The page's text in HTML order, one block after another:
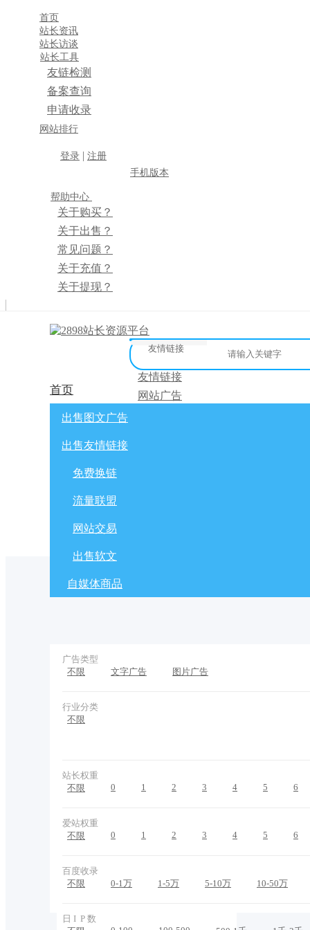
首页
站长资讯
站长访谈
站长工具
友链检测
备案查询
申请收录
网站排行
登录 | 注册
帮助中心
关于购买？
关于出售？
常见问题？
关于充值？
关于提现？
手机版本
友情链接
友情链接
网站广告
首页
网站广告
自媒体广告
免费换链
流量联盟
积分商城
出售/交换
出售图文广告
出售友情链接
免费换链
流量联盟
网站交易
出售软文
自媒体商品
×
标为已读
广告类型
不限
文字广告 图片广告
行业分类
不限
站长权重
不限
0 1 2 3 4 5 6
爱站权重
不限
0 1 2 3 4 5 6
百度收录
不限
0-1万 1-5万 5-10万 10-50万
日 I P 数